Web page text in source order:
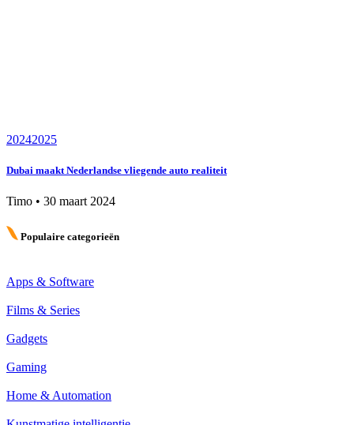
20242025
Dubai maakt Nederlandse vliegende auto realiteit
Timo • 30 maart 2024
Populaire categorieën
Apps & Software
Films & Series
Gadgets
Gaming
Home & Automation